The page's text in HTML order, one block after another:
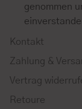
genommen
Kontakt
Zahlung &
Vertrag
Retoure